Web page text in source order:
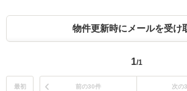
物件更新時にメールを受け
1/1
最初 前の30件 次の